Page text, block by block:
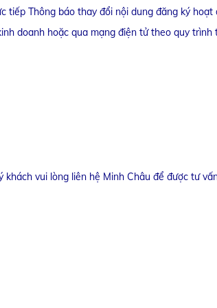
tiếp Thông báo thay đổi nội dung đăng ký hoạt
doanh hoặc qua mạng điện tử theo quy trình
vui lòng liên hệ Minh Châu để được tư